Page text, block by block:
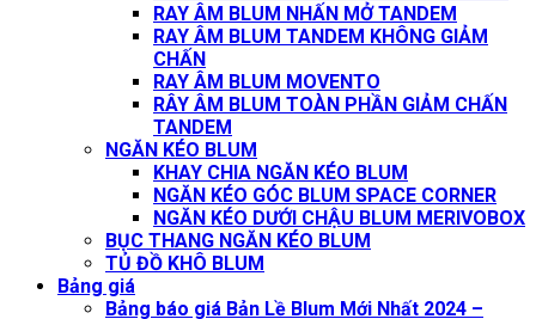
RAY ÂM BLUM NHẤN MỞ TANDEM
RAY ÂM BLUM TANDEM KHÔNG GIẢM
CHẤN
RAY ÂM BLUM MOVENTO
RÂY ÂM BLUM TOÀN PHẦN GIẢM CHẤN
TANDEM
NGĂN KÉO BLUM
KHAY CHIA NGĂN KÉO BLUM
NGĂN KÉO GÓC BLUM SPACE CORNER
NGĂN KÉO DƯỚI CHẬU BLUM MERIVOBOX
BỤC THANG NGĂN KÉO BLUM
TỦ ĐỒ KHÔ BLUM
Bảng giá
Bảng báo giá Bản Lề Blum Mới Nhất 2024 –